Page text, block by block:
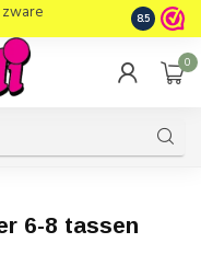
8.5
0
6-8 tassen